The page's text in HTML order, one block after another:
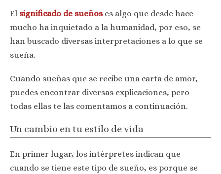
El significado de sueñoses algo que desde hace
mucho ha inquietado a la humanidad, por eso, se
han buscado diversas interpretaciones a lo que se
sueña.
Cuando sueñas que se recibe una carta de amor,
puedes encontrar diversas explicaciones, pero
todas ellas te las comentamos a continuación.
Un cambio en tu estilo de vida
En primer lugar, los intérpretes indican que
cuando se tiene este tipo de sueño, es porque se